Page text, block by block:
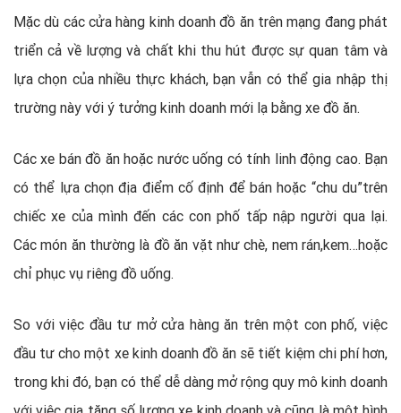
Mặc dù các cửa hàng kinh doanh đồ ăn trên mạng đang phát
triển cả về lượng và chất khi thu hút được sự quan tâm và
lựa chọn của nhiều thực khách, bạn vẫn có thể gia nhập thị
trường này với ý tưởng kinh doanh mới lạ bằng xe đồ ăn.
Các xe bán đồ ăn hoặc nước uống có tính linh động cao. Bạn
có thể lựa chọn địa điểm cố định để bán hoặc “chu du”trên
chiếc xe của mình đến các con phố tấp nập người qua lại.
Các món ăn thường là đồ ăn vặt như chè, nem rán,kem…hoặc
chỉ phục vụ riêng đồ uống.
So với việc đầu tư mở cửa hàng ăn trên một con phố, việc
đầu tư cho một xe kinh doanh đồ ăn sẽ tiết kiệm chi phí hơn,
trong khi đó, bạn có thể dễ dàng mở rộng quy mô kinh doanh